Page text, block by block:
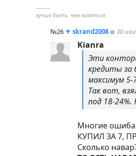
----------
лучше быть, чем казаться
№26 ↑ skrand2008 30
Kianra
Эти
кредиты за
максимум 5-
Так вот,
под 18-24%.
Многие
КУПИЛ ЗА 7,
Сколько